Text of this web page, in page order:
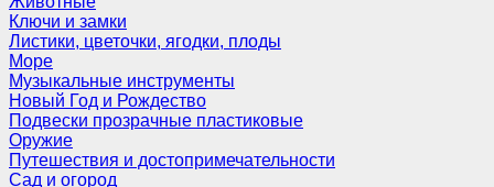
Ключи и замки
Листики, цветочки, ягодки, плоды
Море
Музыкальные инструменты
Новый Год и Рождество
Подвески прозрачные пластиковые
Оружие
Путешествия и достопримечательности
Сад и огород